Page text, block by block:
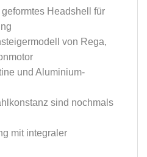
Headshell für
von Rega,
und Aluminium-
sind nochmals
mit integraler